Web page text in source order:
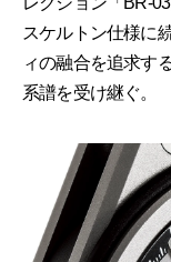
スケルトン仕様に
ィの融合を追求す
系譜を受け継ぐ。